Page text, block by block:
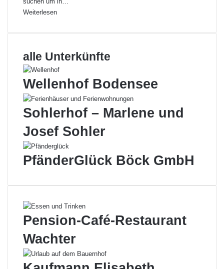
Weiterlesen
alle Unterkünfte
Wellenhof Bodensee
Sohlerhof – Marlene und
Josef Sohler
PfänderGlück Böck GmbH
Pension-Café-Restaurant
Wachter